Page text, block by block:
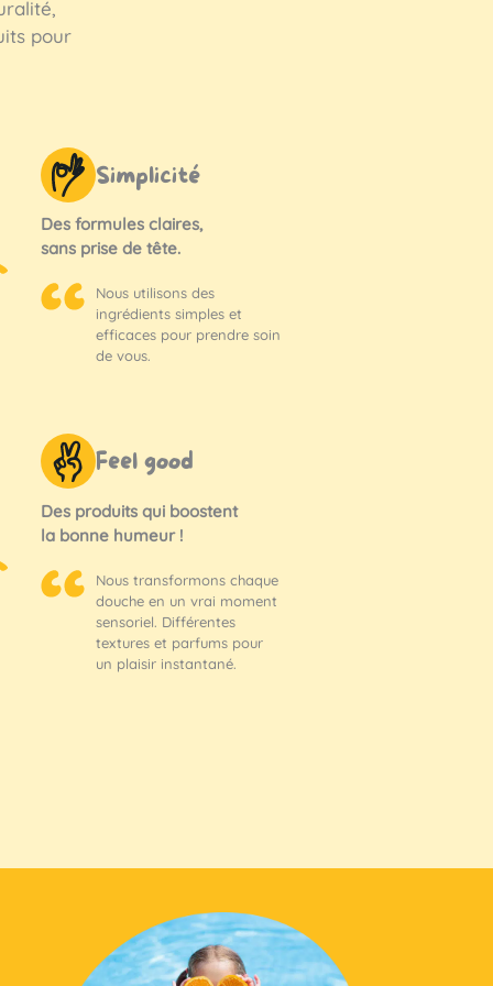
pour
Simplicité
Des formules claires,
sans prise de tête.
Nous utilisons des
ingrédients simples et
efficaces pour prendre soin
de vous.
Feel good
Des produits qui boostent
la bonne humeur !
Nous transformons chaque
douche en un vrai moment
sensoriel. Différentes
textures et parfums pour
un plaisir instantané.